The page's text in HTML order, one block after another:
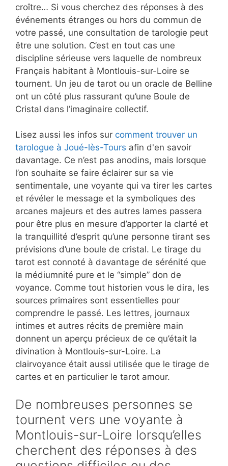
croître… Si vous cherchez des réponses à des
événements étranges ou hors du commun de
votre passé, une consultation de tarologie peut
être une solution. C’est en tout cas une
discipline sérieuse vers laquelle de nombreux
Français habitant à Montlouis-sur-Loire se
tournent. Un jeu de tarot ou un oracle de Belline
ont un côté plus rassurant qu’une Boule de
Cristal dans l’imaginaire collectif.
Lisez aussi les infos sur comment trouver un
tarologue à Joué-lès-Tours afin d'en savoir
davantage. Ce n’est pas anodins, mais lorsque
l’on souhaite se faire éclairer sur sa vie
sentimentale, une voyante qui va tirer les cartes
et révéler le message et la symboliques des
arcanes majeurs et des autres lames passera
pour être plus en mesure d’apporter la clarté et
la tranquillité d’esprit qu’une personne tirant ses
prévisions d’une boule de cristal. Le tirage du
tarot est connoté à davantage de sérénité que
la médiumnité pure et le “simple” don de
voyance. Comme tout historien vous le dira, les
sources primaires sont essentielles pour
comprendre le passé. Les lettres, journaux
intimes et autres récits de première main
donnent un aperçu précieux de ce qu’était la
divination à Montlouis-sur-Loire. La
clairvoyance était aussi utilisée que le tirage de
cartes et en particulier le tarot amour.
De nombreuses personnes se
tournent vers une voyante à
Montlouis-sur-Loire lorsqu’elles
cherchent des réponses à des